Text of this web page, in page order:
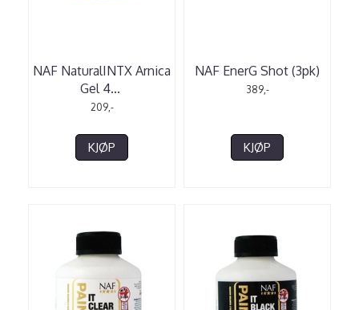
NAF NaturalINTX Arnica
Gel 4...
209,-
KJØP
NAF EnerG Shot (3pk)
389,-
KJØP